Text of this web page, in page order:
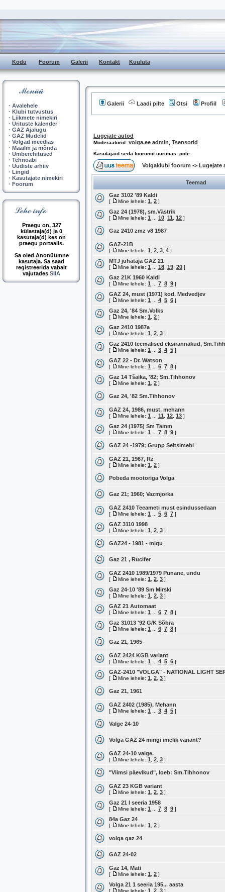
Kodu Foorum Galerii Kontakt Kuuluta
· Avalehele
· Klubi tutvustus
· Liikmete nimekiri
· Ürituste kalender
· GAZ Ajalugu
· GAZ Mudelid
· Volgad meedias
· Maailm ja mõnda
· Ümberehitused
· Tehnoabi
· Uudiste arhiiv
· Lingid
· Kasutajate nimekiri
· Foorum
Praegu on, 327
külastaja(d) ja 0
kasutaja(d) kes on
praegu portaalis.
Sa oled Anonüümne
kasutaja. Sa saad
registreerida vabalt
vajutades SIIA
Galerii Laadi pilte Otsi Profiil
Lugejate autod
Moderaatorid: volga.ee admin Tsensorid
Kasutajaid seda foorumit uurimas: pole
Volgaklubi foorum -> Lugejate
Teemad
Gaz 3102 '89 Kaldi
[ Mine lehele: 1 2 ]
Gaz 24 (1978), sm.Västrik
[ Mine lehele: 1 10 11 12 ]
Gaz 2410 zmz v8 1987
GAZ-21B
[ Mine lehele: 1 2 3 4 ]
MTJ juhataja GAZ 21
[ Mine lehele: 1 18 19 20 ]
Gaz 21K 1960 Kaldi
[ Mine lehele: 1 7 8 9 ]
GAZ 24, must (1971) kod. Medvedjev
[ Mine lehele: 1 4 5 6 ]
Gaz 24, '84 Sm.Volks
[ Mine lehele: 1 2 ]
Gaz 2410 1987a
[ Mine lehele: 1 2 3 ]
Gaz 2410 teemalised eksirännakud,
[ Mine lehele: 1 3 4 5 ]
GAZ 22 - Dr. Watson
[ Mine lehele: 1 6 7 8 ]
Gaz 14 Tšaika, '82; Sm.Tihhonov
[ Mine lehele: 1 2 ]
Gaz 24, '82 Sm.Tihhonov
GAZ 24, 1986, must, mehann
[ Mine lehele: 1 11 12 13 ]
Gaz 24 (1975) Sm Tamm
[ Mine lehele: 1 7 8 9 ]
GAZ 24 -1979; Grupp Seltsimehi
GAZ 21, 1967, Rz
[ Mine lehele: 1 2 ]
Pobeda mootoriga Volga
Gaz 21; 1960; Vazmjorka
GAZ 2410 Teeameti must esindussedaan
[ Mine lehele: 1 5 6 7 ]
GAZ 3110 1998
[ Mine lehele: 1 2 3 ]
GAZ24 - 1981 - miqu
Gaz 21 , Rucifer
GAZ 2410 1989/1979 Punane, undu
[ Mine lehele: 1 2 3 ]
Gaz 24-10 '89 Sm Mirski
[ Mine lehele: 1 2 3 ]
GAZ 21 Automaat
[ Mine lehele: 1 6 7 8 ]
Gaz 31013 '92 G/K Sõbra
[ Mine lehele: 1 6 7 8 ]
Gaz 21, 1965
GAZ 2424 KGB variant
[ Mine lehele: 1 4 5 6 ]
GAZ-2410 "VOLGA" - NATIONAL LIGHT
[ Mine lehele: 1 2 3 ]
Gaz 21, 1961
GAZ 2402 (1985), Mehann
[ Mine lehele: 1 3 4 5 ]
Valge 24-10
Volga GAZ 24 mingi imelik variant?
GAZ 24-10 valge.
[ Mine lehele: 1 2 3 ]
"Viimsi päevikud", loeb: Sm.Tihhonov
GAZ 23 KGB variant
[ Mine lehele: 1 2 3 ]
Gaz 21 I seeria 1958
[ Mine lehele: 1 7 8 9 ]
84a Gaz 24
[ Mine lehele: 1 2 ]
volga gaz 24
GAZ 24-02
Gaz 14, Mati
[ Mine lehele: 1 2 ]
Volga 21 1 seeria 195... aasta
[ Mine lehele: 1 2 3 ]